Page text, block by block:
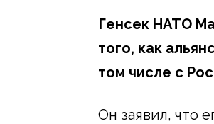
Генсек НАТО
того, как
том числе с
Он заявил, что